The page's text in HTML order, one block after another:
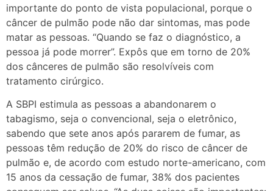
importante do ponto de vista populacional, porque o
câncer de pulmão pode não dar sintomas, mas pode
matar as pessoas. “Quando se faz o diagnóstico, a
pessoa já pode morrer”. Expôs que em torno de 20%
dos cânceres de pulmão são resolvíveis com
tratamento cirúrgico.
A SBPI estimula as pessoas a abandonarem o
tabagismo, seja o convencional, seja o eletrônico,
sabendo que sete anos após pararem de fumar, as
pessoas têm redução de 20% do risco de câncer de
pulmão e, de acordo com estudo norte-americano, com
15 anos da cessação de fumar, 38% dos pacientes